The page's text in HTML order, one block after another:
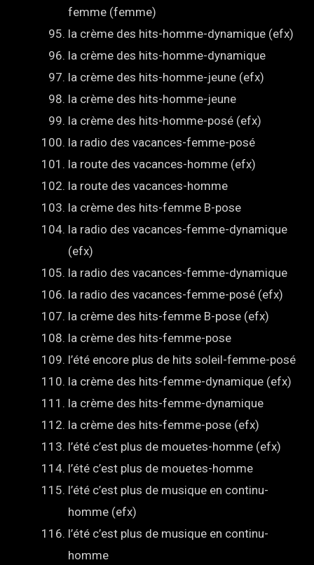
femme (femme)
la crème des hits-homme-dynamique (efx)
la crème des hits-homme-dynamique
la crème des hits-homme-jeune (efx)
la crème des hits-homme-jeune
la crème des hits-homme-posé (efx)
la radio des vacances-femme-posé
la route des vacances-homme (efx)
la route des vacances-homme
la crème des hits-femme B-pose
la radio des vacances-femme-dynamique
(efx)
la radio des vacances-femme-dynamique
la radio des vacances-femme-posé (efx)
la crème des hits-femme B-pose (efx)
la crème des hits-femme-pose
l’été encore plus de hits soleil-femme-posé
la crème des hits-femme-dynamique (efx)
la crème des hits-femme-dynamique
la crème des hits-femme-pose (efx)
l’été c’est plus de mouetes-homme (efx)
l’été c’est plus de mouetes-homme
l’été c’est plus de musique en continu-
homme (efx)
l’été c’est plus de musique en continu-
homme